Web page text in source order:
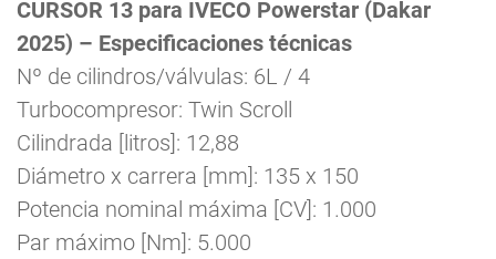
CURSOR 13 para IVECO Powerstar (Dakar
2025) – Especificaciones técnicas
Nº de cilindros/válvulas: 6L / 4
Turbocompresor: Twin Scroll
Cilindrada [litros]: 12,88
Diámetro x carrera [mm]: 135 x 150
Potencia nominal máxima [CV]: 1.000
Par máximo [Nm]: 5.000